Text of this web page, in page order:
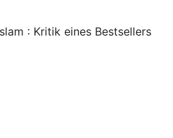
: Kritik eines Bestsellers